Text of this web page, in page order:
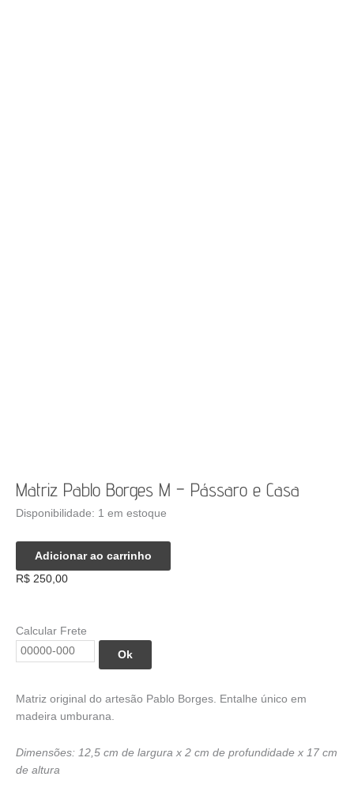
Matriz Pablo Borges M – Pássaro e Casa
R$ 250,00
Matriz original do artesão Pablo Borges. Entalhe único em
madeira umburana.
Dimensões: 12,5 cm de largura x 2 cm de profundidade x 17 cm
de altura
Disponibilidade: 1 em estoque
Matriz
Pablo
Borges
Pássaro
e
Adicionar ao carrinho
Calcular Frete
Ok